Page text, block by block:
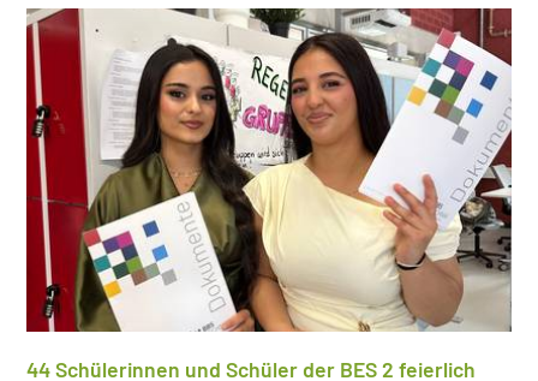
44 Schülerinnen und Schüler der BES 2 feierlich